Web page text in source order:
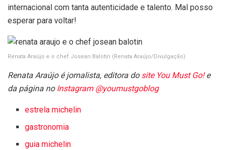
internacional com tanta autenticidade e talento. Mal posso
esperar para voltar!
Renata Araújo e o chef Josean Balotin (Renata Araújo/Divulgação)
Renata Araújo é jornalista, editora do site You Must Go!e
da página no Instagram @youmustgoblog
estrela michelin
gastronomia
guia michelin